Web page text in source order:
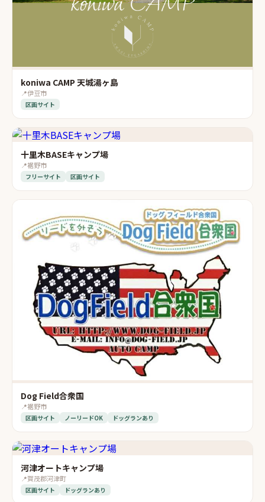
koniwa CAMP 天城湯ヶ島
📍伊豆市
区画サイト
十里木BASEキャンプ場
📍裾野市
フリーサイト 区画サイト
Dog Field合衆国
📍裾野市
区画サイト ノーリードOK ドッグランあり
河津オートキャンプ場
📍賀茂郡河津町
区画サイト ドッグランあり